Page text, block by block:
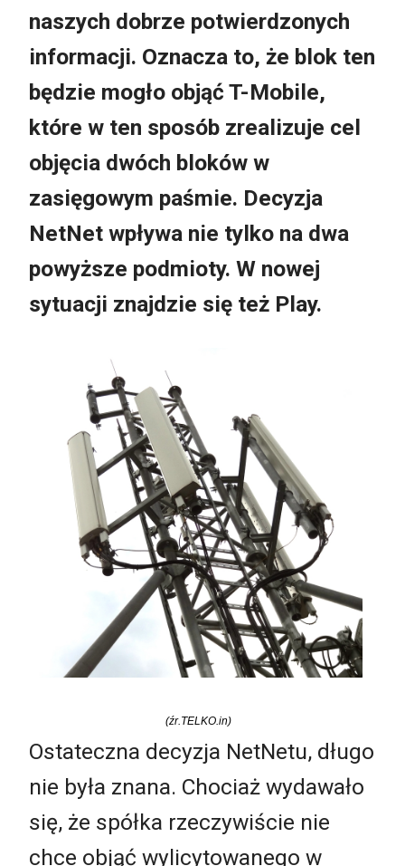
naszych dobrze potwierdzonych
informacji. Oznacza to, że blok ten
będzie mogło objąć T-Mobile,
które w ten sposób zrealizuje cel
objęcia dwóch bloków w
zasięgowym paśmie. Decyzja
NetNet wpływa nie tylko na dwa
powyższe podmioty. W nowej
sytuacji znajdzie się też Play.
(źr.TELKO.in)
Ostateczna decyzja NetNetu, długo
nie była znana. Chociaż wydawało
się, że spółka rzeczywiście nie
chce objąć wylicytowanego w